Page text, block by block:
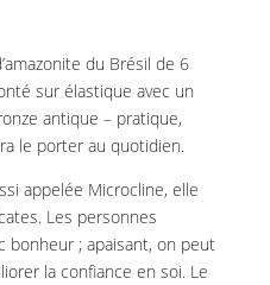
du Brésil de 6
sur élastique avec un
antique – pratique,
le porter au quotidien.
appelée Microcline, elle
Les personnes
bonheur ; apaisant, on peut
la confiance en soi. Le